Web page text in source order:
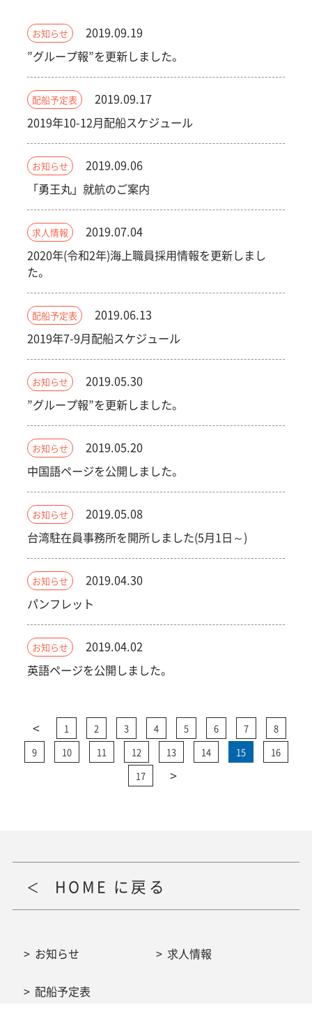
お知らせ
2019.09.19
”グループ報”を更新しました。
配船予定表
2019.09.17
2019年10-12月配船スケジュール
お知らせ
2019.09.06
「勇王丸」就航のご案内
求人情報
2019.07.04
2020年(令和2年)海上職員採用情報を更新しまし
た。
配船予定表
2019.06.13
2019年7-9月配船スケジュール
お知らせ
2019.05.30
”グループ報”を更新しました。
お知らせ
2019.05.20
中国語ページを公開しました。
お知らせ
2019.05.08
台湾駐在員事務所を開所しました(5月1日～)
お知らせ
2019.04.30
パンフレット
お知らせ
2019.04.02
英語ページを公開しました。
< 1 2 3 4 5 6 7
8
9
10 11 12 13 14 15
16
17
>
HOME に戻る
お知らせ 求人情報
配船予定表